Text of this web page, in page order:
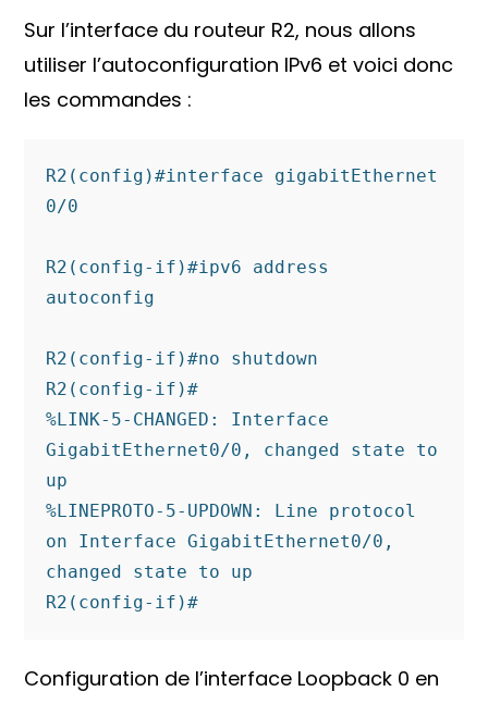
Sur l’interface du routeur R2, nous allons
utiliser l’autoconfiguration IPv6 et voici donc
les commandes :
R2(config)#interface gigabitEthernet
0/0
R2(config-if)#ipv6 address
autoconfig
R2(config-if)#no shutdown
R2(config-if)#
%LINK-5-CHANGED: Interface
GigabitEthernet0/0, changed state to
up
%LINEPROTO-5-UPDOWN: Line protocol
on Interface GigabitEthernet0/0,
changed state to up
R2(config-if)#
Configuration de l’interface Loopback 0 en